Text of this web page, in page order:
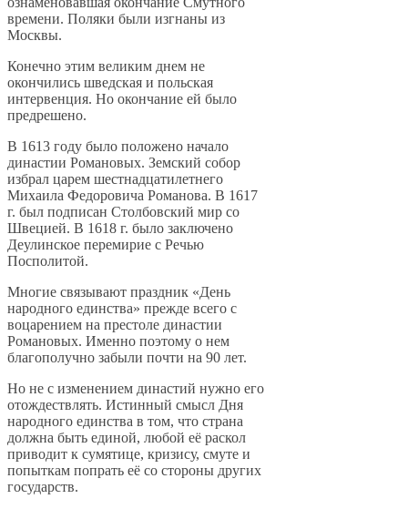
времени. Поляки были изгнаны из
Москвы.
Конечно этим великим днем не
окончились шведская и польская
интервенция. Но окончание ей было
предрешено.
В 1613 году было положено начало
династии Романовых. Земский собор
избрал царем шестнадцатилетнего
Михаила Федоровича Романова. В 1617
г. был подписан Столбовский мир со
Швецией. В 1618 г. было заключено
Деулинское перемирие с Речью
Посполитой.
Многие связывают праздник «День
народного единства» прежде всего с
воцарением на престоле династии
Романовых. Именно поэтому о нем
благополучно забыли почти на 90 лет.
Но не с изменением династий нужно его
отождествлять. Истинный смысл Дня
народного единства в том, что страна
должна быть единой, любой её раскол
приводит к сумятице, кризису, смуте и
попыткам попрать её со стороны других
государств.